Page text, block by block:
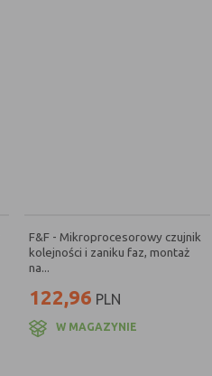
F&F - Mikroprocesorowy czujnik
kolejności i zaniku faz, montaż
na...
122,96 PLN
W MAGAZYNIE